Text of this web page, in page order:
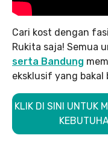
Cari kost dengan
Rukita saja! Semua
serta Bandung
eksklusif yang bakal
KLIK DI SINI UNTUK